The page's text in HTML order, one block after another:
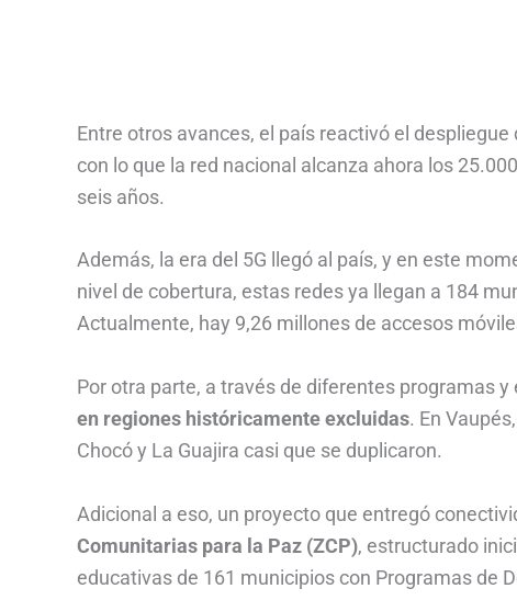
Entre otros avances, el país reactivó el
con lo que la red nacional alcanza ahora los
seis años.
Además, la era del 5G llegó al país, y en este
nivel de cobertura, estas redes ya llegan a 184
Actualmente, hay 9,26 millones de accesos
Por otra parte, a través de diferentes programas y
en regiones históricamente excluidas. En
Chocó y La Guajira casi que se duplicaron.
Adicional a eso, un proyecto que entregó
Comunitarias para la Paz (ZCP), estructurado
educativas de 161 municipios con Programas de